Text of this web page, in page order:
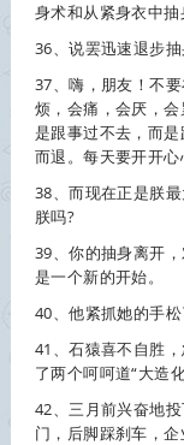
身术和从紧身衣中抽
36、说罢迅速退步
37、嗨，朋友！不
烦，会痛，会厌，
是跟事过不去，而
而退。每天要开开心
38、而现在正是朕
朕吗?
39、你的抽身离开
是一个新的开始。
40、他紧抓她的手
41、石猿喜不自胜
了两个呵呵道“大造
42、三月前兴奋地
门，后脚踩刹车，